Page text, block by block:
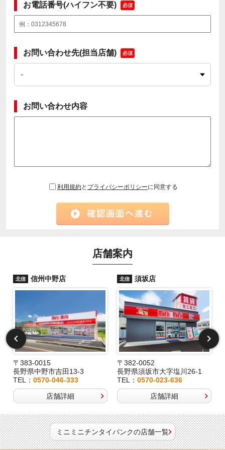
お電話番号(ハイフン不要) 必須
お問い合わせ先(担当店舗) 必須
お問い合わせ内容
利用規約と プライバシーポリシーに同意する
店舗案内
北信 信州中野店
〒383-0015
長野県中野市吉田13-3
TEL： 0570-046-333
店舗詳細
北信 須坂店
〒382-0052
長野県須坂市大字塩川26-1
TEL：0570-023-636
店舗詳細
ミニミニチンタイバンクの店舗一覧